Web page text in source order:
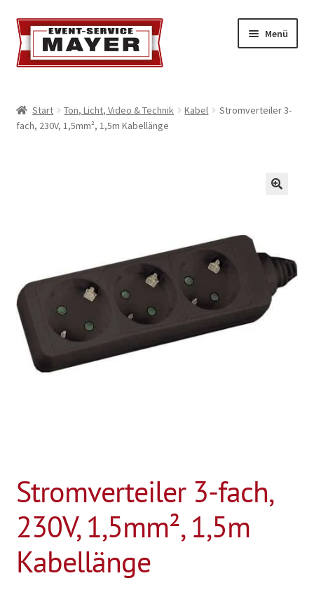
Menü
Event-Service
Impressum
Geschäftsbedingungen
Start Ton, Licht, Video & Technik Kabel
Stromverteiler 3-
fach, 230V, 1,5mm², 1,5m Kabellänge
Stromverteiler 3-fach,
230V, 1,5mm², 1,5m
Kabellänge